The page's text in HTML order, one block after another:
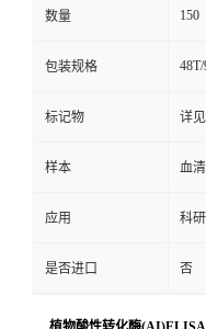
数量 150
包装规格
标记物 详
样本 血
应用 科
是否进口 否